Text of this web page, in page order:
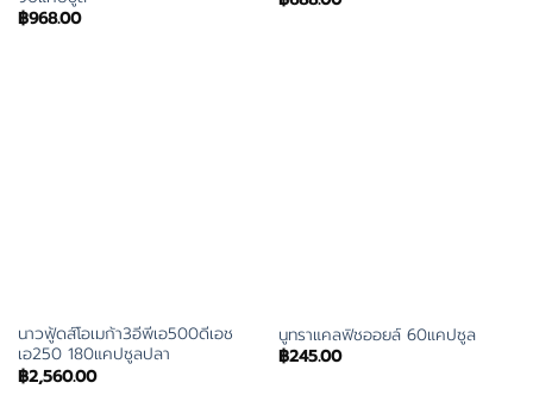
฿968.00
นาวฟู้ดส์โอเมก้า3อีพีเอ500ดีเอช
เอ250 180แคปซูลปลา
฿2,560.00
นูทราแคลฟิชออยล์ 60แคปซูล
฿245.00